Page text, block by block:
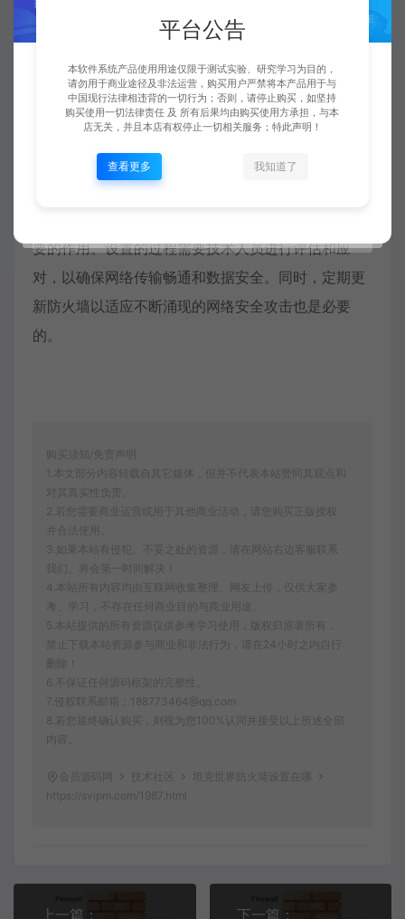
防火墙规则和协议选择等。
期的更新和升级。这主要是为了防止新的安全漏洞的
出现，并能更好的应对网络安全攻击。定期对防火墙
要的作用。设置的过程需要技术人员进行评估和应
对，以确保网络传输畅通和数据安全。同时，定期更
新防火墙以适应不断涌现的网络安全攻击也是必要
的。
购买须知/免责声明
1.本文部分内容转载自其它媒体，但并不代表本站赞同其观点和
对其真实性负责。
2.若您需要商业运营或用于其他商业活动，请您购买正版授权
并合法使用。
3.如果本站有侵犯、不妥之处的资源，请在网站右边客服联系
我们。将会第一时间解决！
4.本站所有内容均由互联网收集整理、网友上传，仅供大家参
考、学习，不存在任何商业目的与商业用途。
5.本站提供的所有资源仅供参考学习使用，版权归原著所有，
禁止下载本站资源参与商业和非法行为，请在24小时之内自行
删除！
6.不保证任何源码框架的完整性。
7.侵权联系邮箱：188773464@qq.com
8.若您最终确认购买，则视为您100%认同并接受以上所述全部
内容。
会员源码网 技术社区
坦克世界防火墙设置在哪
https://svipm.com/1987.html
上一篇：
下一篇：
平台公告
本软件系统产品使用用途仅限于测试实验、研究学习为目的，
请勿用于商业途径及非法运营，购买用户严禁将本产品用于与
中国现行法律相违背的一切行为；否则，请停止购买，如坚持
购买使用一切法律责任 及 所有后果均由购买使用方承担，与本
店无关，并且本店有权停止一切相关服务；特此声明！
查看更多 我知道了